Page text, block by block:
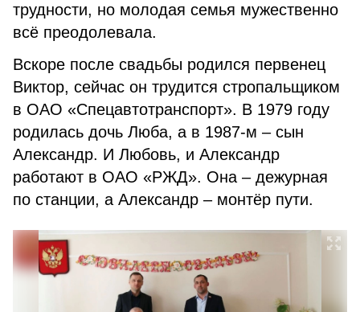
трудности, но молодая семья мужественно
всё преодолевала.
Вскоре после свадьбы родился первенец
Виктор, сейчас он трудится стропальщиком
в ОАО «Спецавтотранспорт». В 1979 году
родилась дочь Люба, а в 1987-м – сын
Александр. И Любовь, и Александр
работают в ОАО «РЖД». Она – дежурная
по станции, а Александр – монтёр пути.